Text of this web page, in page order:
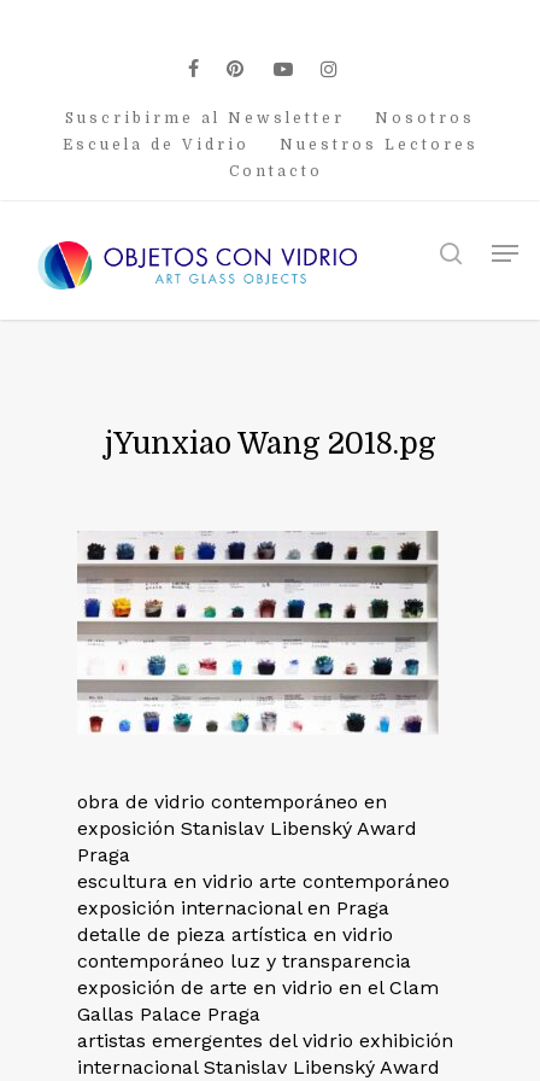
facebook
pinterest
youtubeinstagram
Suscribirme al Newsletter
Nosotros
Escuela de Vidrio
Nuestros Lectores
Contacto
search
jYunxiao Wang 2018.pg
obra de vidrio contemporáneo en
exposición Stanislav Libenský Award
Praga
escultura en vidrio arte contemporáneo
exposición internacional en Praga
detalle de pieza artística en vidrio
contemporáneo luz y transparencia
exposición de arte en vidrio en el Clam
Gallas Palace Praga
artistas emergentes del vidrio exhibición
internacional Stanislav Libenský Award